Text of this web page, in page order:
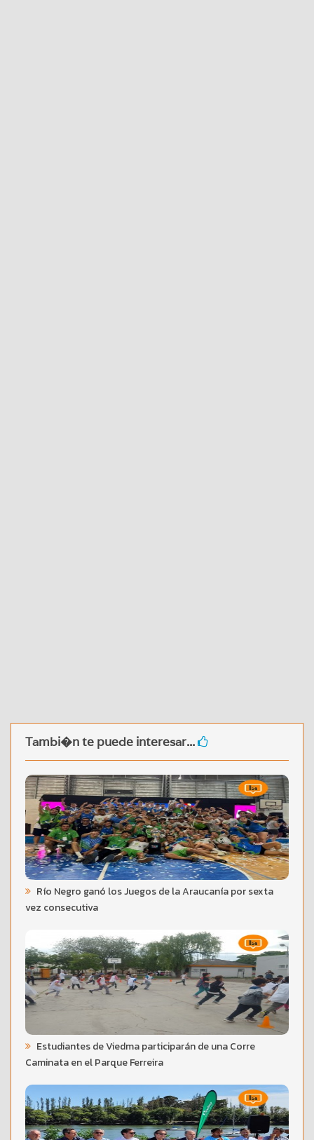
Tambi�n te puede interesar...
Río Negro ganó los Juegos de la Araucanía por sexta
vez consecutiva
Estudiantes de Viedma participarán de una Corre
Caminata en el Parque Ferreira